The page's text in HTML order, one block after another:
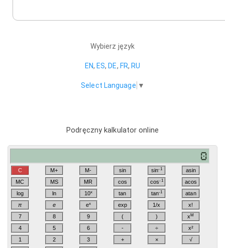
Wybierz język
EN, ES, DE, FR, RU
Select Language ▼
Podręczny kalkulator online
C M+ M- sin sin-1
asin
MC
MS MR cos cos-1
acos
log
ln 10x tan tan-1
atan
π
e ex exp 1/x
x!
7
8 9 ( ) xM
4 5 6 - ÷
x²
1
2 3 + ×
√